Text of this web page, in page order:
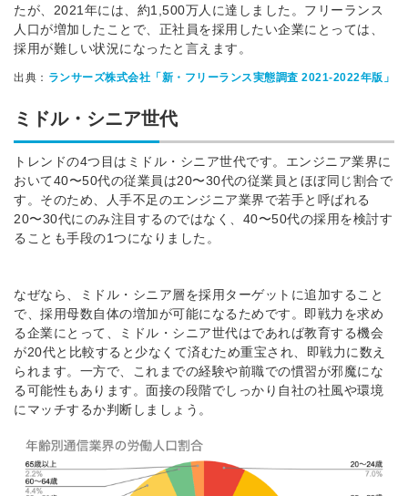
たが、2021年には、約1,500万人に達しました。 フリーランス
人口が増加したことで、正社員を採用したい企業にとっては、
採用が難しい状況になったと言えます。
出典： ランサーズ株式会社「新・フリーランス実態調査 2021-2022年版」
ミドル・シニア世代
トレンドの4つ目はミドル・シニア世代です。エンジニア業界に
おいて40〜50代の従業員は20〜30代の従業員とほぼ同じ割合で
す。そのため、人手不足のエンジニア業界で若手と呼ばれる
20〜30代にのみ注目するのではなく、40〜50代の採用を検討す
ることも手段の1つになりました。
なぜなら、ミドル・シニア層を採用ターゲットに追加すること
で、採用母数自体の増加が可能になるためです。
即戦力を求め
る企業にとって、ミドル・シニア世代はであれば教育する機会
が20代と比較すると少なくて済むため重宝され、即戦力に数え
られます。一方で、これまでの経験や前職での慣習が邪魔にな
る可能性もあります。面接の段階でしっかり自社の社風や環境
にマッチするか判断しましょう。